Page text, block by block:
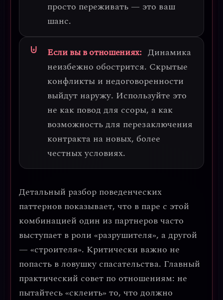
просто переживать — это ваш
шанс.
Если вы в отношениях: Динамика
неизбежно обострится. Скрытые
конфликты и недоговоренности
выйдут наружу. Используйте это
не как повод для ссоры, а как
возможность для перезаключения
контракта на новых, более
честных условиях.
Детальный разбор поведенческих
паттернов показывает, что в паре с этой
комбинацией один из партнеров часто
выступает в роли «разрушителя», а другой
— «строителя». Критически важно не
попасть в ловушку спасательства. Главный
практический совет по отношениям: не
пытайтесь «склеить» то, что должно